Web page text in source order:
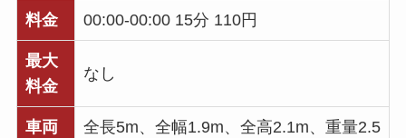
料金 00:00-00:00 15分 110円
最大
料金
なし
車両
全長5m、全幅1.9m、全高2.1m、重量2.5